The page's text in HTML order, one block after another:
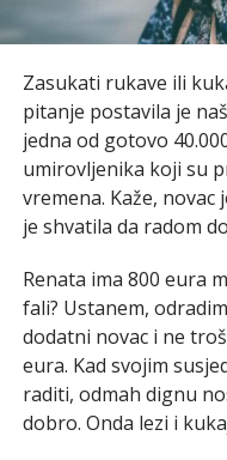
Zasukati rukave ili
pitanje postavila je
jedna od gotovo
umirovljenika koji su
vremena. Kaže,
je shvatila da radom
Renata ima 800 eura
fali? Ustanem,
dodatni novac i ne
eura. Kad svojim
raditi, odmah dignu
dobro. Onda lezi i